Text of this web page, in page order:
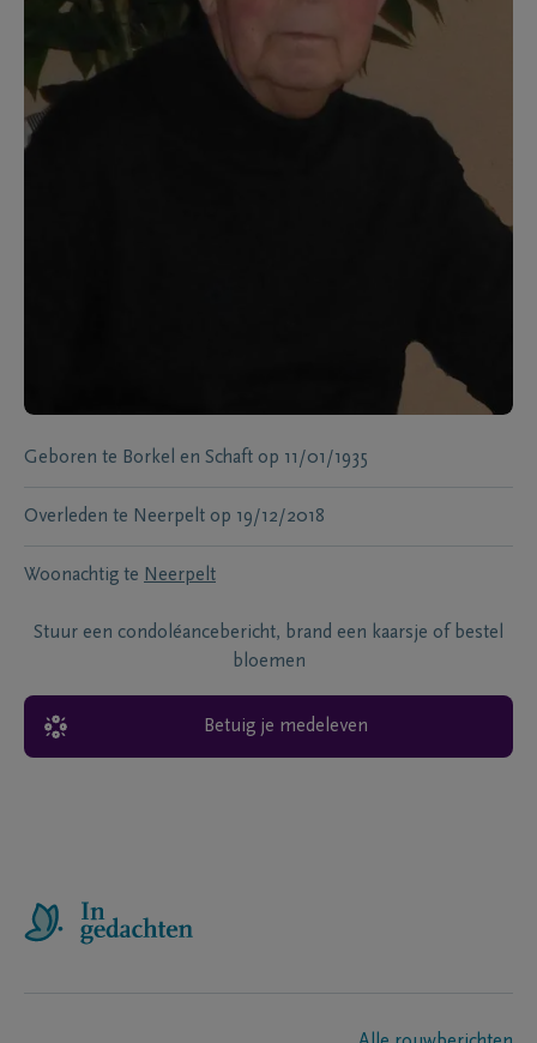
Geboren te Borkel en Schaft op 11/01/1935
Overleden te Neerpelt op 19/12/2018
Woonachtig te Neerpelt
Stuur een condoléancebericht, brand een kaarsje of bestel
bloemen
Betuig je medeleven